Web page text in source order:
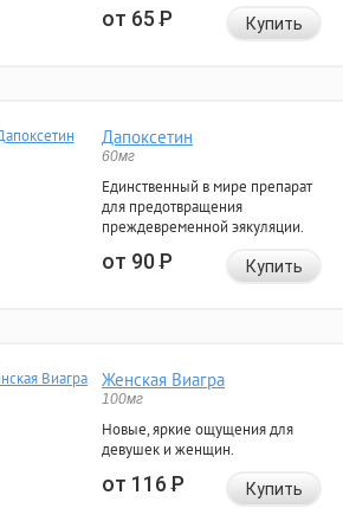
от 65Р Купить
Дапоксетин
60мг
Единственный в мире препарат
для предотвращения
преждевременной эякуляции.
от 90Р Купить
Женская Виагра
100мг
Новые, яркие ощущения для
девушек и женщин.
от 116Р Купить